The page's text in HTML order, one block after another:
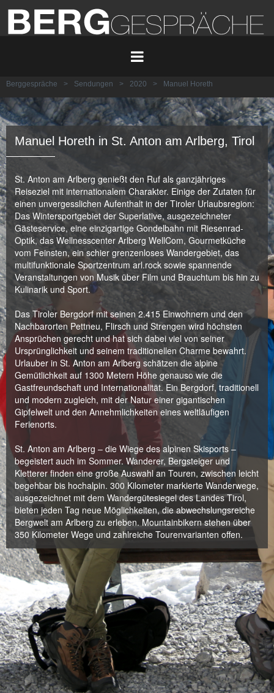
Berggespräche > Sendungen > 2020 > Manuel Horeth
Manuel Horeth in St. Anton am Arlberg, Tirol
St. Anton am Arlberg genießt den Ruf als ganzjähriges
Reiseziel mit internationalem Charakter. Einige der Zutaten für
einen unvergesslichen Aufenthalt in der Tiroler Urlaubsregion:
Das Wintersportgebiet der Superlative, ausgezeichneter
Gästeservice, eine einzigartige Gondelbahn mit Riesenrad-
Optik, das Wellnesscenter Arlberg WellCom, Gourmetküche
vom Feinsten, ein schier grenzenloses Wandergebiet, das
multifunktionale Sportzentrum arl.rock sowie spannende
Veranstaltungen von Musik über Film und Brauchtum bis hin zu
Kulinarik und Sport.
Das Tiroler Bergdorf mit seinen 2.415 Einwohnern und den
Nachbarorten Pettneu, Flirsch und Strengen wird höchsten
Ansprüchen gerecht und hat sich dabei viel von seiner
Ursprünglichkeit und seinem traditionellen Charme bewahrt.
Urlauber in St. Anton am Arlberg schätzen die alpine
Gemütlichkeit auf 1300 Metern Höhe genauso wie die
Gastfreundschaft und Internationalität. Ein Bergdorf, traditionell
und modern zugleich, mit der Natur einer gigantischen
Gipfelwelt und den Annehmlichkeiten eines weltläufigen
Ferienorts.
St. Anton am Arlberg – die Wiege des alpinen Skisports –
begeistert auch im Sommer. Wanderer, Bergsteiger und
Kletterer finden eine große Auswahl an Touren, zwischen leicht
begehbar bis hochalpin. 300 Kilometer markierte Wanderwege,
ausgezeichnet mit dem Wandergütesiegel des Landes Tirol,
bieten jeden Tag neue Möglichkeiten, die abwechslungsreiche
Bergwelt am Arlberg zu erleben. Mountainbikern stehen über
350 Kilometer Wege und zahlreiche Tourenvarianten offen.